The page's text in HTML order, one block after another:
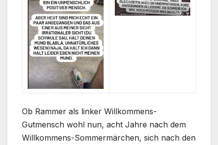
Ob Rammer als linker Willkommens-
Gutmensch wohl nun, acht Jahre nach dem
Willkommens-Sommermärchen, sich nach den